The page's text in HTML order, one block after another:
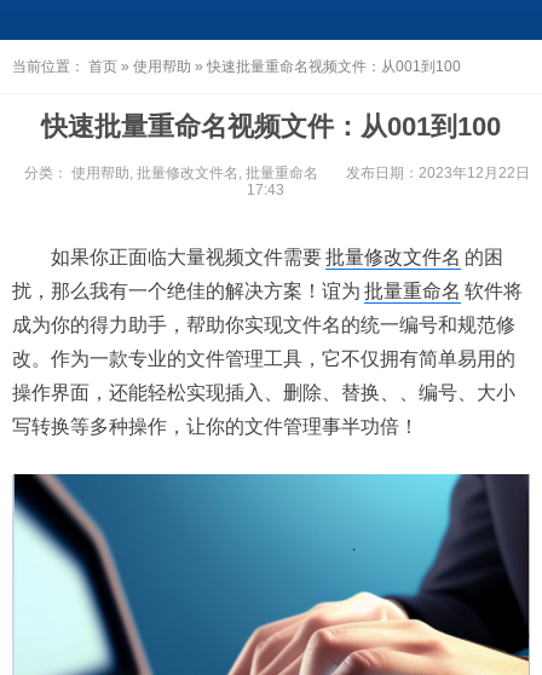
当前位置： 首页 » 使用帮助 » 快速批量重命名视频文件：从001到100
快速批量重命名视频文件：从001到100
分类： 使用帮助, 批量修改文件名 , 批量重命名
发布日期：2023年12月22日
17:43
如果你正面临大量视频文件需要批量修改文件名 的困
扰，那么我有一个绝佳的解决方案！谊为 批量重命名 软件将
成为你的得力助手，帮助你实现文件名的统一编号和规范修
改。作为一款专业的文件管理工具，它不仅拥有简单易用的
操作界面，还能轻松实现插入、删除、替换、、编号、大小
写转换等多种操作，让你的文件管理事半功倍！